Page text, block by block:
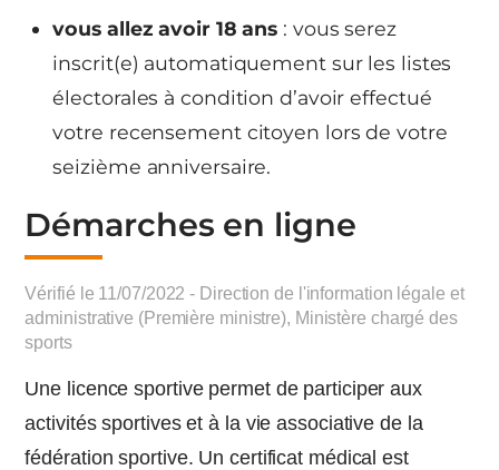
vous allez avoir 18 ans : vous serez
inscrit(e) automatiquement sur les listes
électorales à condition d’avoir effectué
votre recensement citoyen lors de votre
seizième anniversaire.
Démarches en ligne
Vérifié le 11/07/2022 - Direction de l'information légale et
administrative (Première ministre), Ministère chargé des
sports
Une licence sportive permet de participer aux
activités sportives et à la vie associative de la
fédération sportive. Un certificat médical est